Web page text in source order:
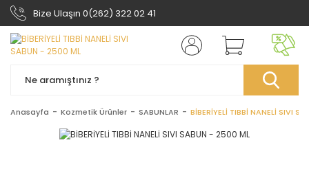
Bize Ulaşın 0(262) 322 02 41
Anasayfa Kozmetik Ürünler SABUNLAR BİBERİYELİ TIBBİ NANELİ SIVI